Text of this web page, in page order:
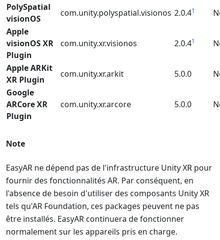
PolySpatial
visionOS
com.unity.polyspatial.visionos 2.0.41
Apple
visionOS XR
Plugin
com.unity.xr.visionos 2.0.41
Apple ARKit
XR Plugin
com.unity.xr.arkit 5.0.0
Google
ARCore XR
Plugin
com.unity.xr.arcore 5.0.0
Note
EasyAR ne dépend pas de l'infrastructure Unity XR pour
fournir des fonctionnalités AR. Par conséquent, en
l'absence de besoin d'utiliser des composants Unity XR
tels qu'AR Foundation, ces packages peuvent ne pas
être installés. EasyAR continuera de fonctionner
normalement sur les appareils pris en charge.